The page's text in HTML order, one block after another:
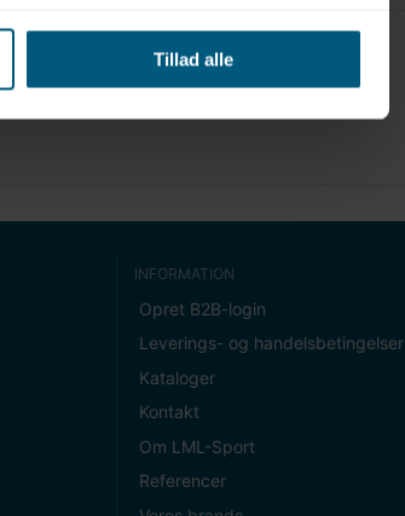
Tillad alle
INFORMATION
Opret B2B-login
Leverings- og handelsbetingelser
Kataloger
Kontakt
Om LML-Sport
Referencer